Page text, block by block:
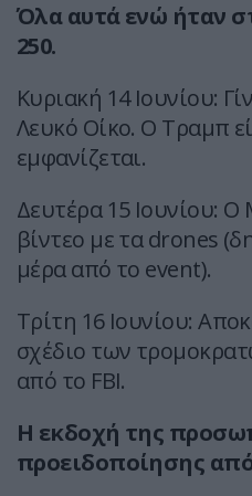
Όλα αυτά ενώ ήταν
250.
Κυριακή 14 Ιουνίου:
Λευκό Οίκο. Ο Τραμπ
εμφανίζεται.
Δευτέρα 15 Ιουνίου: Ο
βίντεο με τα drones
μέρα από το event).
Τρίτη 16 Ιουνίου:
σχέδιο των
από το FBI.
Η εκδοχή της
προειδοποίησης